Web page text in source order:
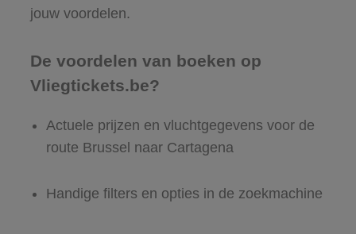
jouw voordelen.
De voordelen van boeken op
Vliegtickets.be?
Actuele prijzen en vluchtgegevens voor de
route Brussel naar Cartagena
Handige filters en opties in de zoekmachine